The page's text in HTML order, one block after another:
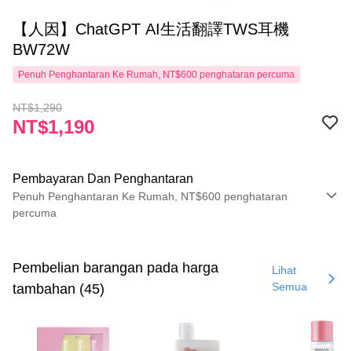
【人因】ChatGPT AI生活翻譯TWS耳機
BW72W
Penuh Penghantaran Ke Rumah, NT$600 penghataran percuma
NT$1,290
NT$1,190
Pembayaran Dan Penghantaran
Penuh Penghantaran Ke Rumah, NT$600 penghataran
percuma
Kad Kredit (Bayaran Penuh)
LINE Pay
Pembelian barangan pada harga
tambahan (45)
Lihat
Semua